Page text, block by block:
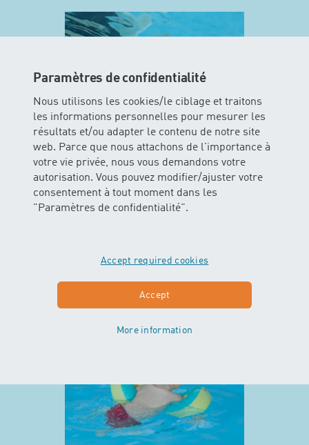
Paramètres de confidentialité
Nous utilisons les cookies/le ciblage et traitons
les informations personnelles pour mesurer les
résultats et/ou adapter le contenu de notre site
web. Parce que nous attachons de l'importance à
votre vie privée, nous vous demandons votre
autorisation. Vous pouvez modifier/ajuster votre
consentement à tout moment dans les
"Paramètres de confidentialité".
Accept required cookies
Accept
More information
MINIS
Dans ce cours les enfants peuvent
soutien des parents.
En savoir plus sur MINIS